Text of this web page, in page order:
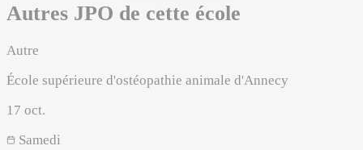
Autres JPO de cette école
Autre
École supérieure d'ostéopathie animale d'Annecy
17 oct.
Samedi